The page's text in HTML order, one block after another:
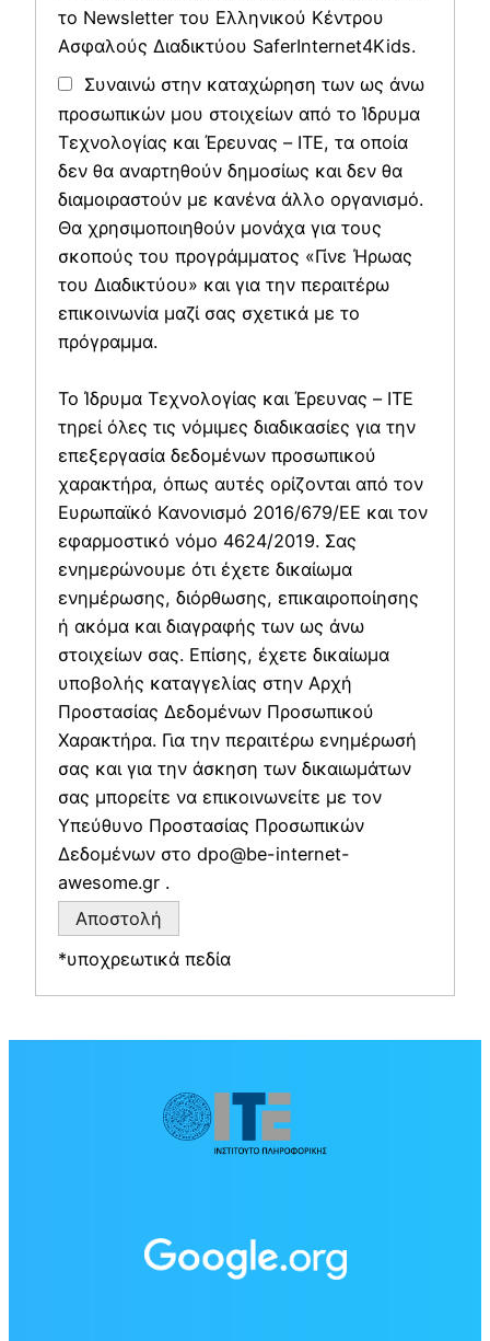
το Newsletter του Ελληνικού Κέντρου
Ασφαλούς Διαδικτύου SaferInternet4Kids.
Συναινώ στην καταχώρηση των ως άνω
προσωπικών μου στοιχείων από το Ίδρυμα
Τεχνολογίας και Έρευνας – ΙΤΕ, τα οποία
δεν θα αναρτηθούν δημοσίως και δεν θα
διαμοιραστούν με κανένα άλλο οργανισμό.
Θα χρησιμοποιηθούν μονάχα για τους
σκοπούς του προγράμματος «Γίνε Ήρωας
του Διαδικτύου» και για την περαιτέρω
επικοινωνία μαζί σας σχετικά με το
πρόγραμμα.
Το Ίδρυμα Τεχνολογίας και Έρευνας – ΙΤΕ
τηρεί όλες τις νόμιμες διαδικασίες για την
επεξεργασία δεδομένων προσωπικού
χαρακτήρα, όπως αυτές ορίζονται από τον
Ευρωπαϊκό Κανονισμό 2016/679/ΕΕ και τον
εφαρμοστικό νόμο 4624/2019. Σας
ενημερώνουμε ότι έχετε δικαίωμα
ενημέρωσης, διόρθωσης, επικαιροποίησης
ή ακόμα και διαγραφής των ως άνω
στοιχείων σας. Επίσης, έχετε δικαίωμα
υποβολής καταγγελίας στην Αρχή
Προστασίας Δεδομένων Προσωπικού
Χαρακτήρα. Για την περαιτέρω ενημέρωσή
σας και για την άσκηση των δικαιωμάτων
σας μπορείτε να επικοινωνείτε με τον
Υπεύθυνο Προστασίας Προσωπικών
Δεδομένων στο dpo@be-internet-
awesome.gr .
*υποχρεωτικά πεδία